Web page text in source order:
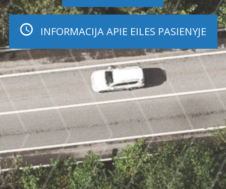
INFORMACIJA APIE EILES PASIENYJE